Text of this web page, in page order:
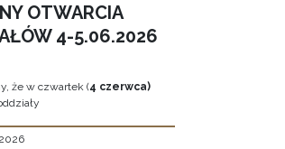
OTWARCIA
4-5.06.2026
że w czwartek (4 czerwca)